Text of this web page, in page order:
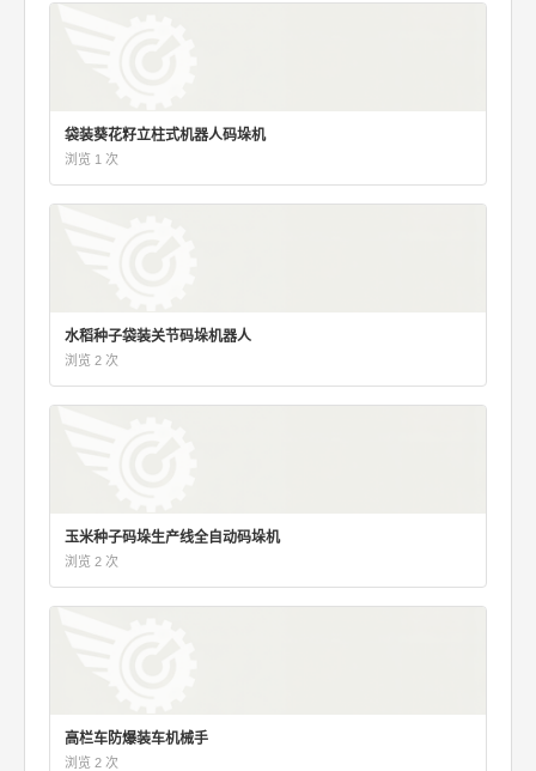
袋装葵花籽立柱式机器人码垛机
浏览 1 次
水稻种子袋装关节码垛机器人
浏览 2 次
玉米种子码垛生产线全自动码垛机
浏览 2 次
高栏车防爆装车机械手
浏览 2 次